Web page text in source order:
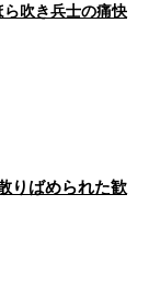
吹き兵士の痛快
りばめられた歓